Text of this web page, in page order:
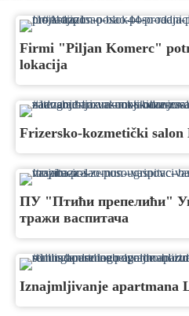
Firmi "Piljan Komerc"
lokacija
Frizersko-kozmetički salon
ПУ "Птићи препелићи"
тражи васпитача
Iznajmljivanje apartmana